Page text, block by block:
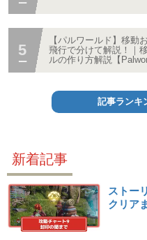
【パルワールド】移動
飛行で分けて解説！｜
ルの作り方解説【
記事ランキ
新着記事
ストー
クリア